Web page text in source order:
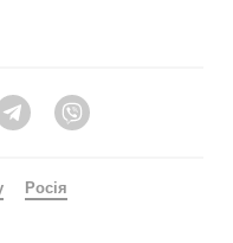
Telegram
Росія